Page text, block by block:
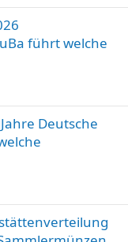
führt welche
Deutsche